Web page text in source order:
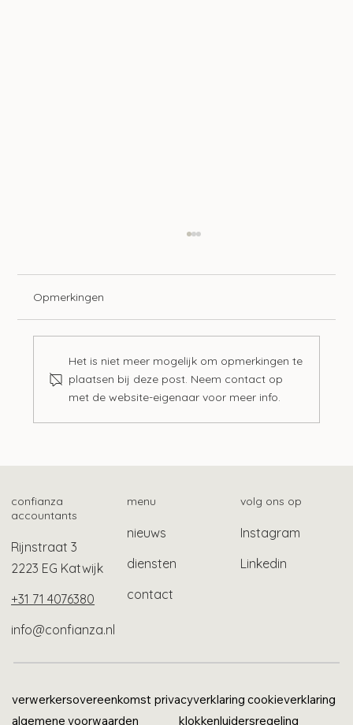
Opmerkingen
Het is niet meer mogelijk om opmerkingen te
plaatsen bij deze post. Neem contact op
met de website-eigenaar voor meer info.
confianza
accountants
Rijnstraat 3
2223 EG Katwijk
+31 71 4076380
info@confianza.nl
menu
nieuws
diensten
contact
volg ons op
Instagram
Linkedin
verwerkersovereenkomst privacyverklaring cookieverklaring
algemene voorwaarden
klokkenluidersregeling